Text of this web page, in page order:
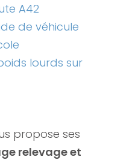
A42
de véhicule
lourds sur
propose ses
relevage et